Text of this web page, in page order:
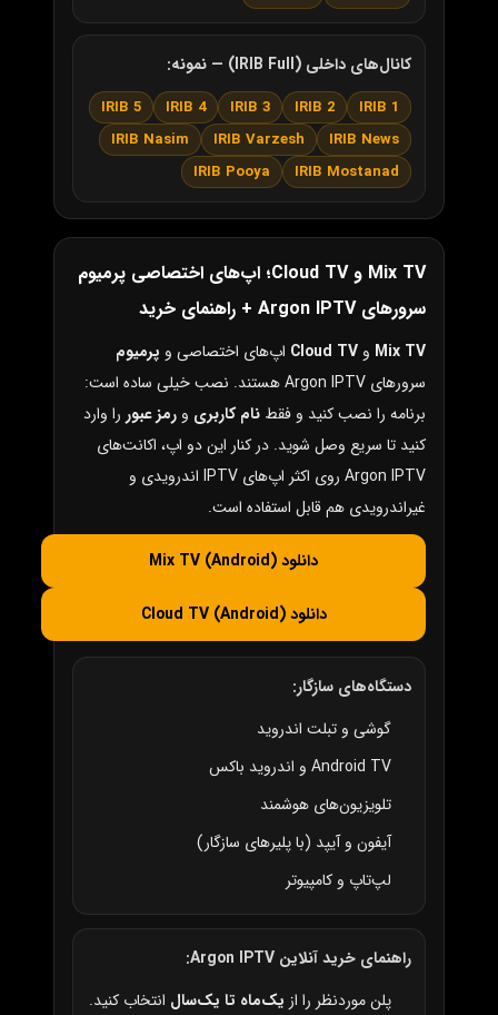
کانال‌های داخلی (IRIB Full) — نمونه:
IRIB 1
IRIB 2
IRIB 3
IRIB 4
IRIB 5
IRIB News
IRIB Varzesh
IRIB Nasim
IRIB Mostanad
IRIB Pooya
Mix TV و Cloud TV؛ اپ‌های اختصاصی پرمیوم
سرورهای Argon IPTV + راهنمای خرید
Mix TV و Cloud TV اپ‌های اختصاصی و پرمیوم
سرورهای Argon IPTV هستند. نصب خیلی ساده است:
برنامه را نصب کنید و فقط نام کاربری و رمز عبور را وارد
کنید تا سریع وصل شوید. در کنار این دو اپ، اکانت‌های
Argon IPTV روی اکثر اپ‌های IPTV اندرویدی و
غیراندرویدی هم قابل استفاده است.
دانلود Mix TV (Android)
دانلود Cloud TV (Android)
دستگاه‌های سازگار:
گوشی و تبلت اندروید
Android TV و اندروید باکس
تلویزیون‌های هوشمند
آیفون و آیپد (با پلیرهای سازگار)
لپ‌تاپ و کامپیوتر
راهنمای خرید آنلاین Argon IPTV:
پلن موردنظر را از یک‌ماه تا یک‌سال انتخاب کنید.